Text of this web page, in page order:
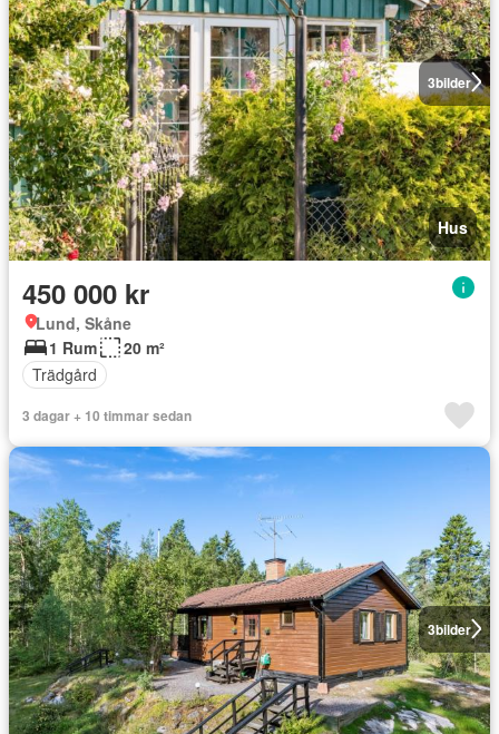
3bilder
Hus
450 000 kr
Lund, Skåne
1 Rum
20 m²
Trädgård
3 dagar + 10 timmar sedan
3bilder